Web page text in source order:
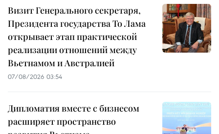
Визит Генерального секретаря,
Президента государства То Лама
открывает этап практической
реализации отношений между
Вьетнамом и Австралией
07/08/2026 03:54
Дипломатия вместе с бизнесом
расширяет пространство